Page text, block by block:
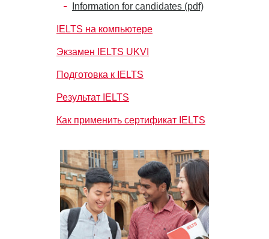
Information for candidates (pdf)
IELTS на компьютере
Экзамен IELTS UKVI
Подготовка к IELTS
Результат IELTS
Как применить сертификат IELTS